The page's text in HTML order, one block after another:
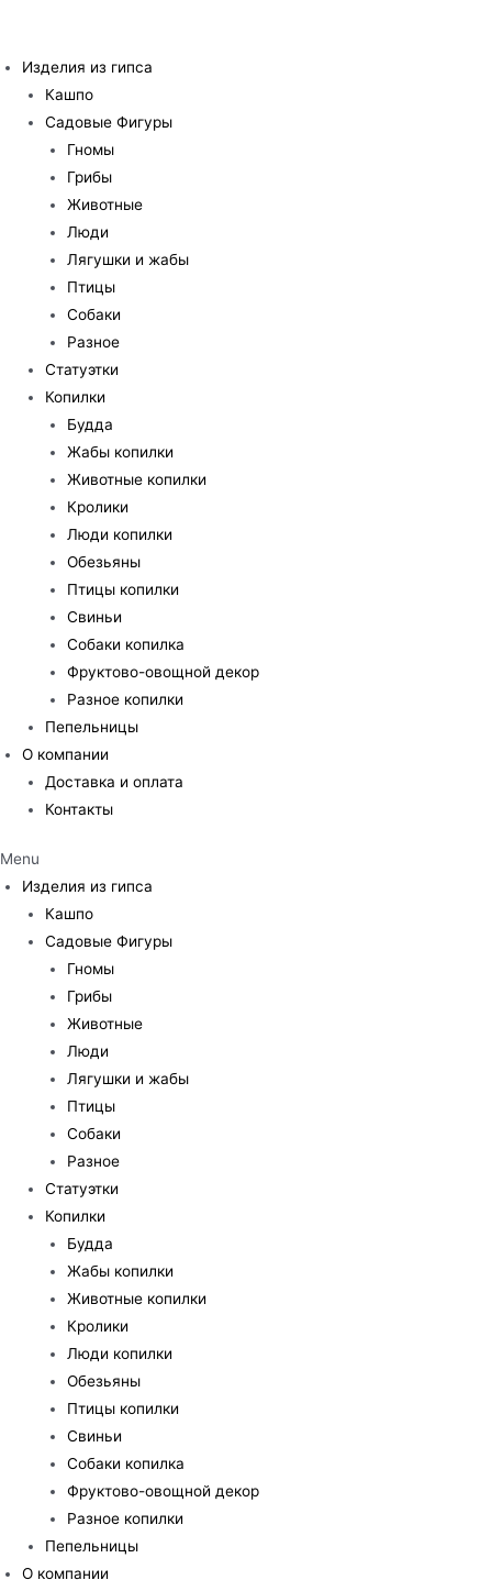
к
содержимому
Изделия из гипса
Кашпо
Садовые Фигуры
Гномы
Грибы
Животные
Люди
Лягушки и жабы
Птицы
Собаки
Разное
Статуэтки
Копилки
Будда
Жабы копилки
Животные копилки
Кролики
Люди копилки
Обезьяны
Птицы копилки
Свиньи
Собаки копилка
Фруктово-овощной декор
Разное копилки
Пепельницы
О компании
Доставка и оплата
Контакты
Menu
Изделия из гипса
Кашпо
Садовые Фигуры
Гномы
Грибы
Животные
Люди
Лягушки и жабы
Птицы
Собаки
Разное
Статуэтки
Копилки
Будда
Жабы копилки
Животные копилки
Кролики
Люди копилки
Обезьяны
Птицы копилки
Свиньи
Собаки копилка
Фруктово-овощной декор
Разное копилки
Пепельницы
О компании